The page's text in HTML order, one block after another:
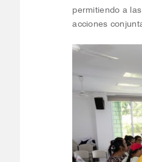
permitiendo a
acciones